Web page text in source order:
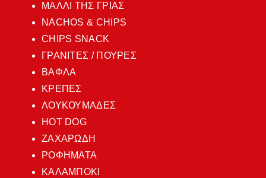
ΜΑΛΛΙ ΤΗΣ ΓΡΙΑΣ
NACHOS & CHIPS
CHIPS SNACK
ΓΡΑΝΙΤΕΣ / ΠΟΥΡΕΣ
ΒΑΦΛΑ
ΚΡΕΠΕΣ
ΛΟΥΚΟΥΜΑΔΕΣ
HOT DOG
ΖΑΧΑΡΩΔΗ
ΡΟΦΗΜΑΤΑ
ΚΑΛΑΜΠΟΚΙ